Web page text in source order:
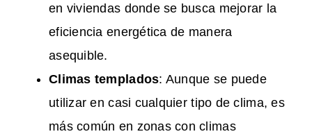
en viviendas donde se busca mejorar la
eficiencia energética de manera
asequible.
Climas templados: Aunque se puede
utilizar en casi cualquier tipo de clima, es
más común en zonas con climas